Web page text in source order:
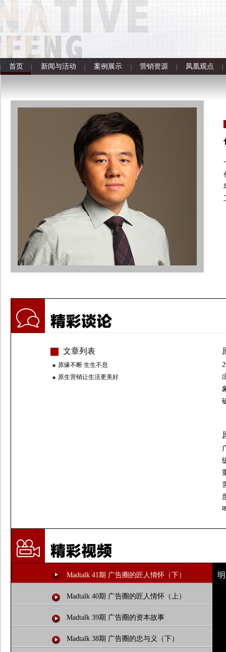
首页 新闻与活动 案例展示 营销资源 凤凰观点
文章列表
原缘不断 生生不息
原生营销让生活更美好
Madtalk 41期 广告圈的匠人情怀（下）
Madtalk 40期 广告圈的匠人情怀（上）
Madtalk 39期 广告圈的资本故事
Madtalk 38期 广告圈的忠与义（下）